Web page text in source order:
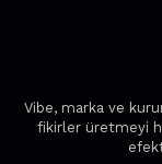
Vibe, marka ve
fikirler üretmeyi